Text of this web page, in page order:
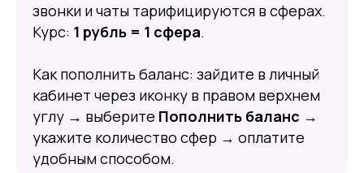
звонки и чаты тарифицируются в сферах.
Курс: 1 рубль = 1 сфера.
Как пополнить баланс: зайдите в личный
кабинет через иконку в правом верхнем
углу → выберите Пополнить баланс →
укажите количество сфер → оплатите
удобным способом.